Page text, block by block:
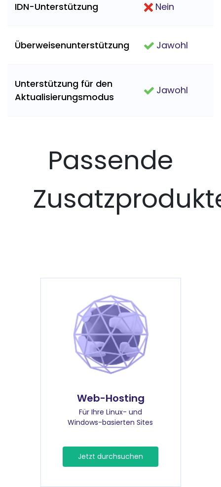
IDN-Unterstützung Nein
Überweisenunterstützung Jawohl
Unterstützung für den
Aktualisierungsmodus
Jawohl
Passende
Web-Hosting
Für Ihre Linux- und
Windows-basierten Sites
Jetzt durchsuchen